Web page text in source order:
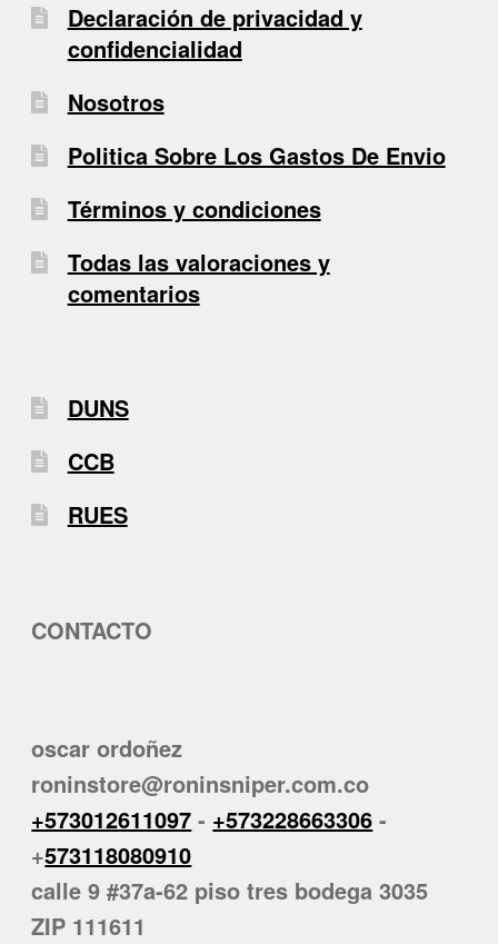
Declaración de privacidad y
confidencialidad
Nosotros
Politica Sobre Los Gastos De Envio
Términos y condiciones
Todas las valoraciones y
comentarios
DUNS
CCB
RUES
CONTACTO
oscar ordoñez
roninstore@roninsniper.com.co
+573012611097 - +573228663306 -
+573118080910
calle 9 #37a-62 piso tres bodega 3035
ZIP 111611